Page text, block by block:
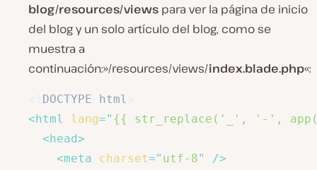
blog/resources/views para ver la página de inicio
del blog y un solo artículo del blog, como se
muestra a
continuación:»/resources/views/index.blade.php«:
DOCTYPE html
<html lang=" {{ str_replace('_', '-',
<head>
<meta charset=" utf-8"
/>